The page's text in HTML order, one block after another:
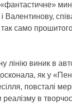
Валентинову,
само
лінію виник в
як у
повсталі
реалізму в